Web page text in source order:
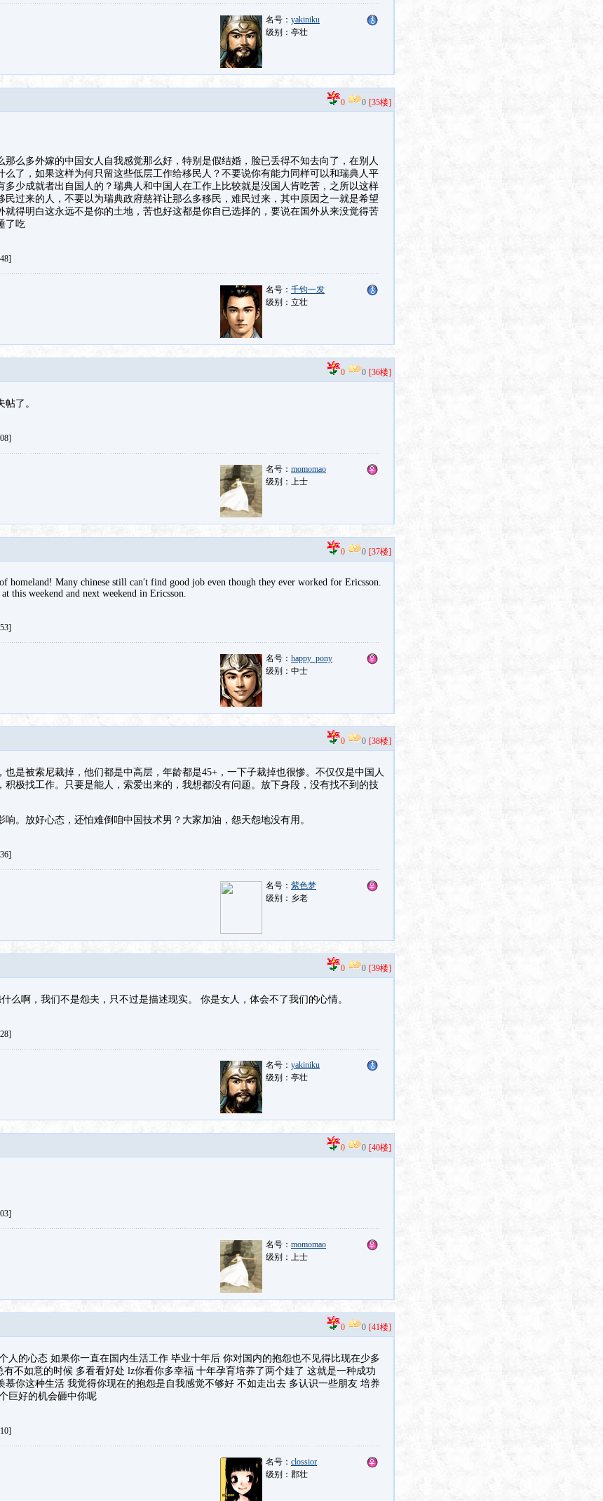
名号： yakiniku
级别：亭壮
0 0 [35楼]
那么多外嫁的中国女人自我感觉那么好，特别是假结婚，脸已丢得不知去向了，在别人
么了，如果这样为何只留这些低层工作给移民人？不要说你有能力同样可以和瑞典人平
多少成就者出自国人的？瑞典人和中国人在工作上比较就是没国人肯吃苦，之所以这样
民过来的人，不要以为瑞典政府慈祥让那么多移民，难民过来，其中原因之一就是希望
就得明白这永远不是你的土地，苦也好这都是你自已选择的，要说在国外从来没觉得苦
了吃
名号： 千钧一发
级别：立壮
0 0 [36楼]
了。
名号： momomao
级别：上士
0 0 [37楼]
homeland! Many chinese still can′t find good job even though they ever worked for Ericsson.
this weekend and next weekend in Ericsson.
名号： happy_pony
级别：中士
0 0 [38楼]
也是被索尼裁掉，他们都是中高层，年龄都是45+，一下子裁掉也很惨。不仅仅是中国人
积极找工作。只要是能人，索爱出来的，我想都没有问题。放下身段，没有找不到的技
。放好心态，还怕难倒咱中国技术男？大家加油，怨天怨地没有用。
名号： 紫色梦
级别：乡老
0 0 [39楼]
么啊，我们不是怨夫，只不过是描述现实。 你是女人，体会不了我们的心情。
名号： yakiniku
级别：亭壮
0 0 [40楼]
名号： momomao
级别：上士
0 0 [41楼]
人的心态 如果你一直在国内生活工作 毕业十年后 你对国内的抱怨也不见得比现在少多
不如意的时候 多看看好处 lz你看你多幸福 十年孕育培养了两个娃了 这就是一种成功
慕你这种生活 我觉得你现在的抱怨是自我感觉不够好 不如走出去 多认识一些朋友 培养
巨好的机会砸中你呢
名号： clossior
级别：郡壮